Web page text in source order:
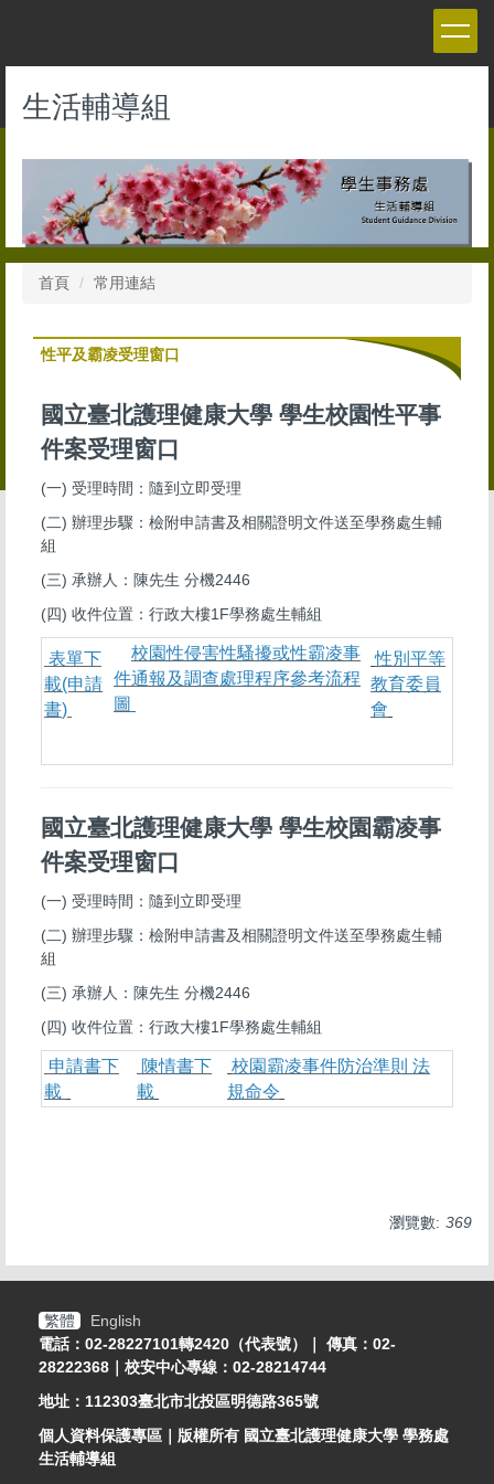
內生活輔導組
首頁 常用連結
性平及霸凌受理窗口
國立臺北護理健康大學 學生校園性平事
件案受理窗口
(一) 受理時間：隨到立即受理
(二) 辦理步驟：檢附申請書及相關證明文件送至學務處生輔
組
(三) 承辦人：陳先生 分機2446
(四) 收件位置：行政大樓1F學務處生輔組
表單下
載(申請
書)
校園性侵害性騷擾或性霸凌事
件通報及調查處理程序參考流程
圖
性別平等
教育委員
會
國立臺北護理健康大學 學生校園霸凌事
件案受理窗口
(一) 受理時間：隨到立即受理
(二) 辦理步驟：檢附申請書及相關證明文件送至學務處生輔
組
(三) 承辦人：陳先生 分機2446
(四) 收件位置：行政大樓1F學務處生輔組
申請書下
載
陳情書下
載
校園霸凌事件防治準則 法
規命令
瀏覽數: 369
繁體
English
電話：02-28227101轉2420（代表號）｜ 傳真：02-
28222368｜校安中心專線：02-28214744
地址：112303臺北市北投區明德路365號
個人資料保護專區 ｜版權所有 國立臺北護理健康大學 學務處
生活輔導組